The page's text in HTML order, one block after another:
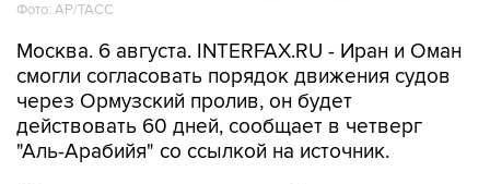
Фото: AP/ТАСС
Москва. 6 августа. INTERFAX.RU - Иран и Оман
смогли согласовать порядок движения судов
через Ормузский пролив, он будет
действовать 60 дней, сообщает в четверг
"Аль-Арабийя" со ссылкой на источник.